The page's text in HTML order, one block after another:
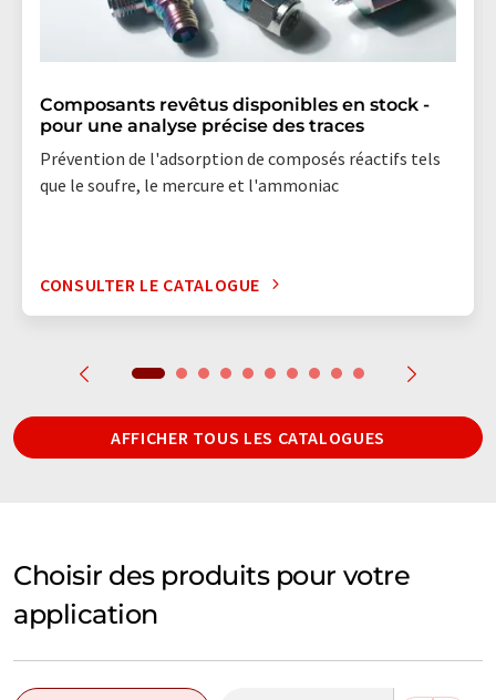
Composants revêtus disponibles en stock -
pour une analyse précise des traces
Prévention de l'adsorption de composés réactifs tels
que le soufre, le mercure et l'ammoniac
CONSULTER LE CATALOGUE
AFFICHER TOUS LES CATALOGUES
Choisir des produits pour votre
application